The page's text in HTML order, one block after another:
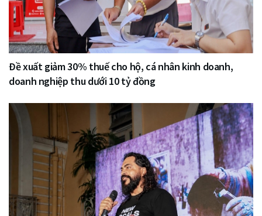
Đề xuất giảm 30% thuế cho hộ, cá nhân kinh doanh,
doanh nghiệp thu dưới 10 tỷ đồng